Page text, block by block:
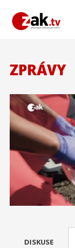
ZPRÁVY
DISKUSE